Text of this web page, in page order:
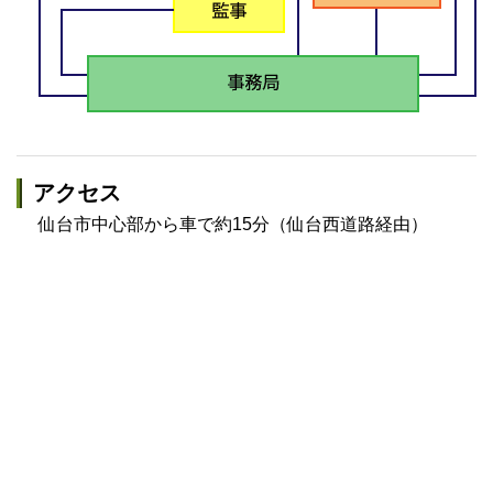
アクセス
仙台市中心部から車で約15分（仙台西道路経由）